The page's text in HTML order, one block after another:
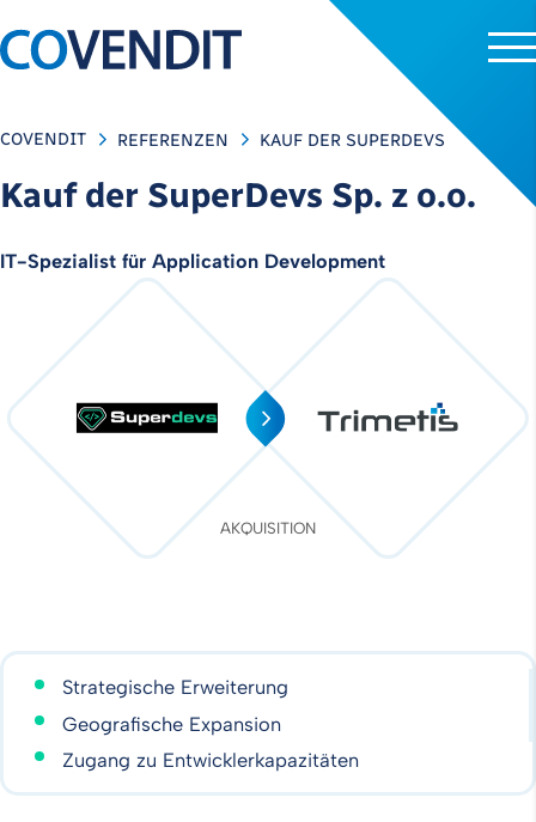
AKQUISITION
COVENDIT REFERENZEN KAUF DER SUPERDEVS
Kauf der SuperDevs Sp. z o.o.
IT-Spezialist für Application Development
Strategische Erweiterung
Geografische Expansion
Zugang zu Entwicklerkapazitäten